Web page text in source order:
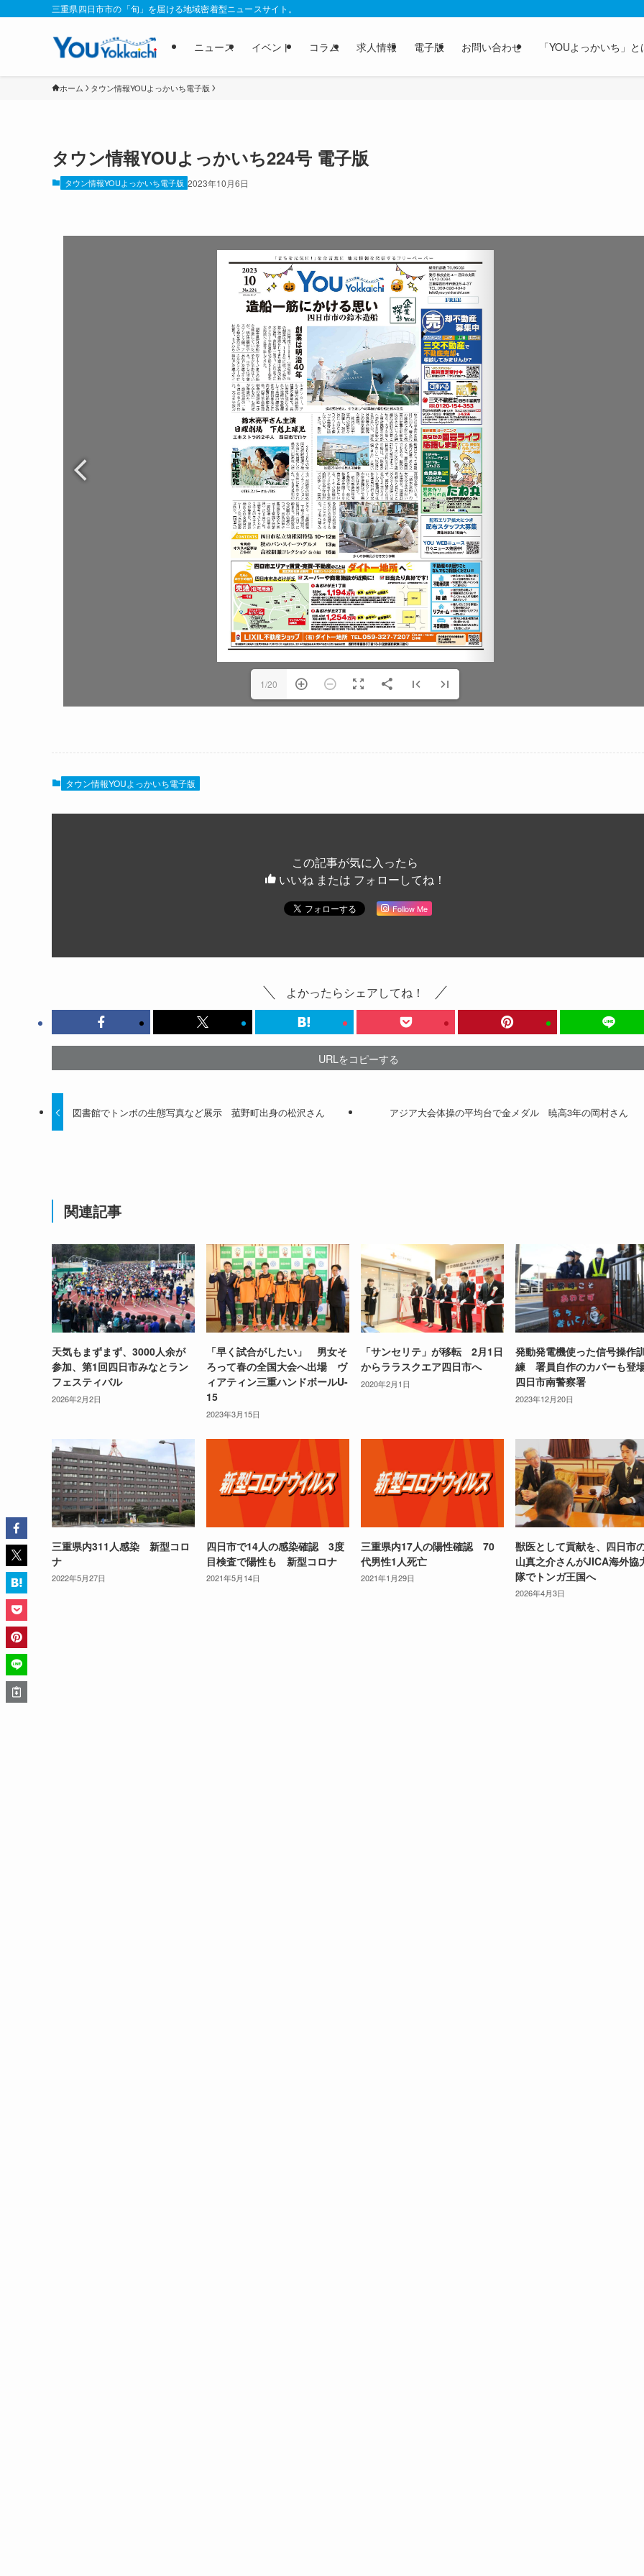
三重県四日市市の「旬」を届ける地域密着型ニュースサイト。
ニュース イベント コラム 求人情報 電子版 お問い合わせ 「YOUよっかいち」と
ホーム タウン情報YOUよっかいち電子版
タウン情報YOUよっかいち224号 電子版
タウン情報YOUよっかいち電子版 2023年10月6日
1/20
タウン情報YOUよっかいち電子版
この記事が気に入ったら
いいね または フォローしてね！
Follow Me
よかったらシェアしてね！
URLをコピーする
図書館でトンボの生態写真など展示 菰野町出身の松沢さん アジア大会体操の平均台で金メダル 暁高3年の岡村さん
関連記事
天気もまずまず、3000人余が
参加、第1回四日市みなとラン
フェスティバル
2026年2月2日
「早く試合がしたい」 男女そ
ろって春の全国大会へ出場 ヴ
ィアティン三重ハンドボールU-
15
2023年3月15日
「サンセリテ」が移転 2月1日
からララスクエア四日市へ
2020年2月1日
発動発電機使った信号操作
練 署員自作のカバーも
四日市南警察署
2023年12月20日
三重県内311人感染 新型コロ
ナ
2022年5月27日
四日市で14人の感染確認 3度
目検査で陽性も 新型コロナ
2021年5月14日
三重県内17人の陽性確認 70
代男性1人死亡
2021年1月29日
獣医として貢献を、四日市
山真之介さんがJICA海外協
隊でトンガ王国へ
2026年4月3日